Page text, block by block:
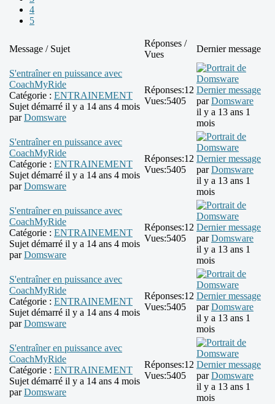
4
5
Message / Sujet
Réponses /
Vues
Dernier message
S'entraîner en puissance avec
CoachMyRide
Catégorie : ENTRAINEMENT
Sujet démarré il y a 14 ans 4 mois
parDomsware
Réponses:12
Vues:5405
Dernier message
parDomsware
il y a 13 ans 1
mois
S'entraîner en puissance avec
CoachMyRide
Catégorie : ENTRAINEMENT
Sujet démarré il y a 14 ans 4 mois
parDomsware
Réponses:12
Vues:5405
Dernier message
parDomsware
il y a 13 ans 1
mois
S'entraîner en puissance avec
CoachMyRide
Catégorie : ENTRAINEMENT
Sujet démarré il y a 14 ans 4 mois
parDomsware
Réponses:12
Vues:5405
Dernier message
parDomsware
il y a 13 ans 1
mois
S'entraîner en puissance avec
CoachMyRide
Catégorie : ENTRAINEMENT
Sujet démarré il y a 14 ans 4 mois
parDomsware
Réponses:12
Vues:5405
Dernier message
parDomsware
il y a 13 ans 1
mois
S'entraîner en puissance avec
CoachMyRide
Catégorie : ENTRAINEMENT
Sujet démarré il y a 14 ans 4 mois
parDomsware
Réponses:12
Vues:5405
Dernier message
parDomsware
il y a 13 ans 1
mois